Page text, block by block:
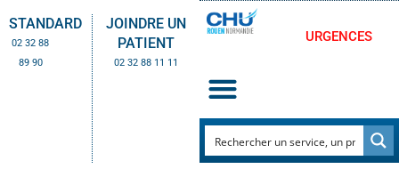
STANDARD
02 32 88
89 90
JOINDRE UN
PATIENT
02 32 88 11 11
URGENCES